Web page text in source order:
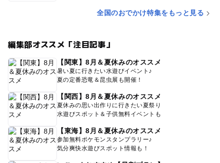
全国のおでかけ特集をもっと見る
編集部オススメ「注目記事」
【関東】8月＆夏休みのオススメ
暑い夏に行きたい水遊びイベント♪
夏の定番恐竜＆昆虫展も開催！
【関西】8月＆夏休みのオススメ
夏休みの思い出作りに行きたい夏祭り
水遊びスポット＆子供無料イベントも
【東海】8月＆夏休みのオススメ
参加無料ポケモンスタンプラリー♪
気分爽快水遊びスポット情報も！